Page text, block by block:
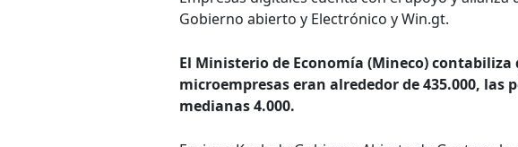
Gobierno abierto y Electrónico y Win.gt.
El Ministerio de Economía (Mineco)
microempresas eran alrededor de 435.000, las
medianas 4.000.